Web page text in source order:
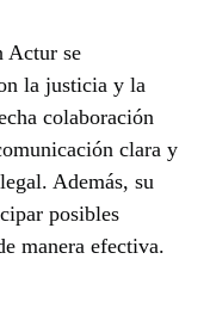
Actur se
la justicia y la
colaboración
clara y
Además, su
posibles
manera efectiva.